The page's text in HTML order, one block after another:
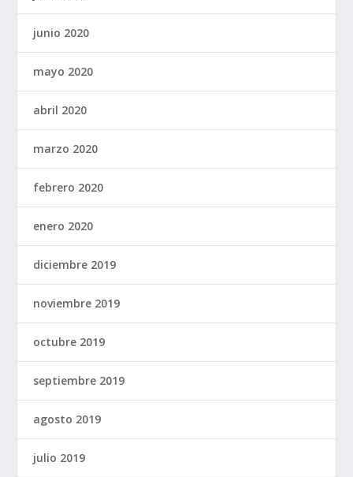
junio 2020
mayo 2020
abril 2020
marzo 2020
febrero 2020
enero 2020
diciembre 2019
noviembre 2019
octubre 2019
septiembre 2019
agosto 2019
julio 2019